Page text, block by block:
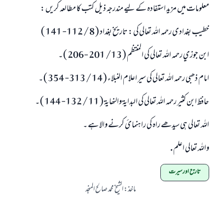
معلومات میں مزید استفادہ کے لیے مندرجہ ذیل کتب کا مطالعہ کریں :
خطیب بغدادی رحمہ اللہ تعالی کی : تاریخ بغداد ( 8 / 112- 141 )
ابن جوزي رحمہ اللہ تعالی کی المنتظم ( 13/ 201 -206 ) ۔
امام ذھبی رحمہ اللہ تعالی کی سیر اعلام النبلاء ( 14 / 313- 354 ) ۔
حافظ ابن کثیر رحمہ اللہ تعالی کی البدایۃ والنھايۃ ( 11 / 132- 144 ) ۔
اللہ تعالی ہی سیدھے راہ کی راہنمائ کرنے والا ہے ۔
واللہ تعالی اعلم .
تاریخ اورسیرت
ماخذ:الشیخ محمد صالح المنجد